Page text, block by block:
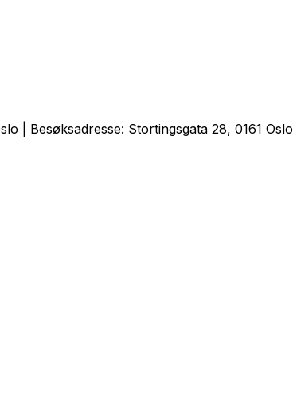
| Besøksadresse: Stortingsgata 28, 0161 Oslo